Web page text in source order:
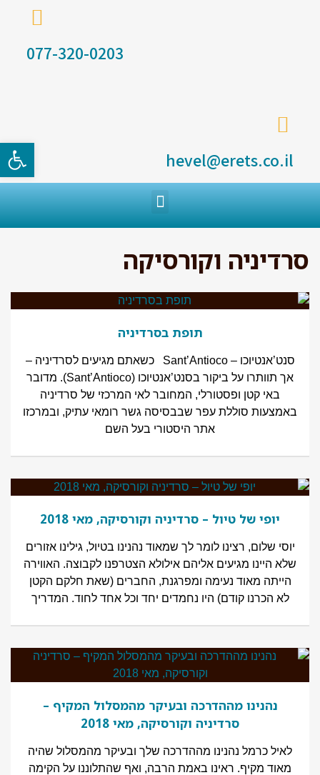
פתח
077-320-0203
hevel@erets.co.il
סרדיניה וקורסיקה
תופת בסרדיניה
סנט’אנטיוכו – Sant’Antioco כשאתם מגיעים לסרדיניה –
אך תוותרו על ביקור בסנט’אנטיוכו (Sant’Antioco). מדובר
באי קטן ופסטורלי, המחובר לאי המרכזי של סרדיניה
באמצעות סוללת עפר שבבסיסה גשר רומאי עתיק, ובמרכזו
אתר היסטורי בעל השם
יופי של טיול – סרדיניה וקורסיקה, מאי 2018
יוסי שלום, רצינו לומר לך שמאוד נהנינו בטיול, גילינו אזורים
שלא היינו מגיעים אליהם אילולא הצטרפנו לקבוצה. האווירה
הייתה מאוד נעימה ומפרגנת, החברים (שאת חלקם הקטן
לא הכרנו קודם) היו נחמדים יחד וכל אחד לחוד. המדריך
נהנינו מההדרכה ובעיקר מהמסלול המקיף –
סרדיניה וקורסיקה, מאי 2018
לאיל כרמל נהנינו מההדרכה שלך ובעיקר מהמסלול שהיה
מאוד מקיף. ראינו באמת הרבה, ואף שהתלוננו על הקימה